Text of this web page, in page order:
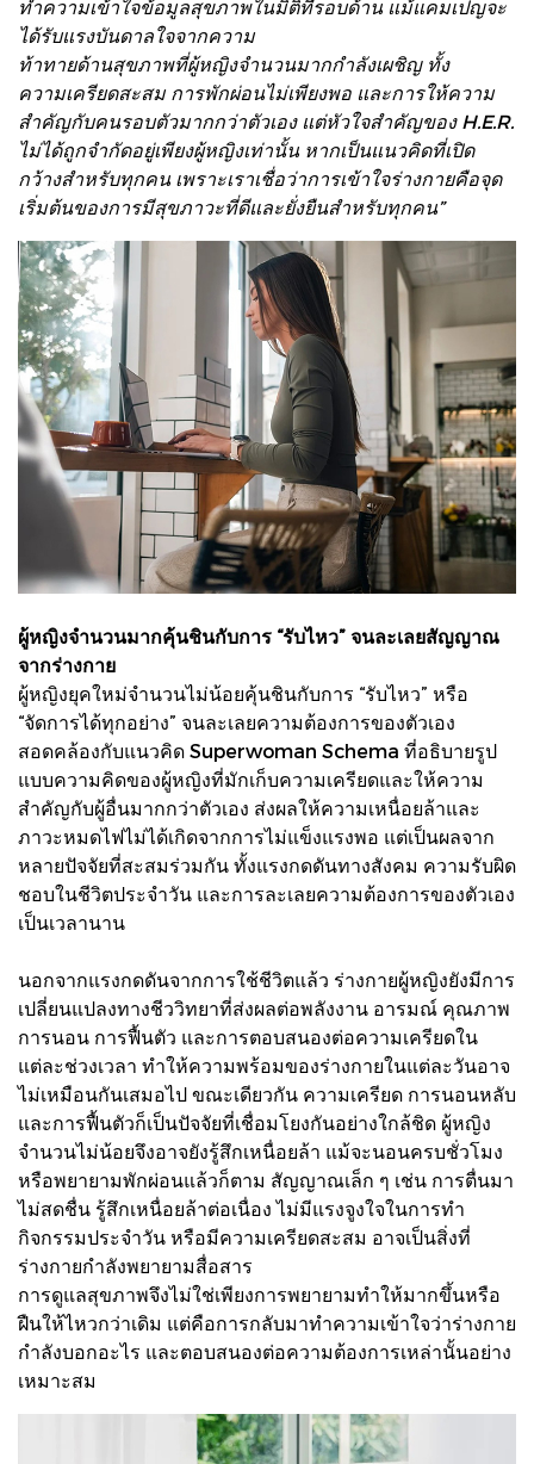
ทำความเข้าใจข้อมูลสุขภาพในมิติที่รอบด้าน แม้แคมเปญจะ
ได้รับแรงบันดาลใจจากความ
ท้าทายด้านสุขภาพที่ผู้หญิงจำนวนมากกำลังเผชิญ ทั้ง
ความเครียดสะสม การพักผ่อนไม่เพียงพอ และการให้ความ
สำคัญกับคนรอบตัวมากกว่าตัวเอง แต่หัวใจสำคัญของ H.E.R.
ไม่ได้ถูกจำกัดอยู่เพียงผู้หญิงเท่านั้น หากเป็นแนวคิดที่เปิด
กว้างสำหรับทุกคน เพราะเราเชื่อว่าการเข้าใจร่างกายคือจุด
เริ่มต้นของการมีสุขภาวะที่ดีและยั่งยืนสำหรับทุกคน”
ผู้หญิงจำนวนมากคุ้นชินกับการ “รับไหว” จนละเลยสัญญาณ
จากร่างกาย
ผู้หญิงยุคใหม่จำนวนไม่น้อยคุ้นชินกับการ “รับไหว” หรือ
“จัดการได้ทุกอย่าง” จนละเลยความต้องการของตัวเอง
สอดคล้องกับแนวคิด Superwoman Schema ที่อธิบายรูป
แบบความคิดของผู้หญิงที่มักเก็บความเครียดและให้ความ
สำคัญกับผู้อื่นมากกว่าตัวเอง ส่งผลให้ความเหนื่อยล้าและ
ภาวะหมดไฟไม่ได้เกิดจากการไม่แข็งแรงพอ แต่เป็นผลจาก
หลายปัจจัยที่สะสมร่วมกัน ทั้งแรงกดดันทางสังคม ความรับผิด
ชอบในชีวิตประจำวัน และการละเลยความต้องการของตัวเอง
เป็นเวลานาน
นอกจากแรงกดดันจากการใช้ชีวิตแล้ว ร่างกายผู้หญิงยังมีการ
เปลี่ยนแปลงทางชีววิทยาที่ส่งผลต่อพลังงาน อารมณ์ คุณภาพ
การนอน การฟื้นตัว และการตอบสนองต่อความเครียดใน
แต่ละช่วงเวลา ทำให้ความพร้อมของร่างกายในแต่ละวันอาจ
ไม่เหมือนกันเสมอไป ขณะเดียวกัน ความเครียด การนอนหลับ
และการฟื้นตัวก็เป็นปัจจัยที่เชื่อมโยงกันอย่างใกล้ชิด ผู้หญิง
จำนวนไม่น้อยจึงอาจยังรู้สึกเหนื่อยล้า แม้จะนอนครบชั่วโมง
หรือพยายามพักผ่อนแล้วก็ตาม สัญญาณเล็ก ๆ เช่น การตื่นมา
ไม่สดชื่น รู้สึกเหนื่อยล้าต่อเนื่อง ไม่มีแรงจูงใจในการทำ
กิจกรรมประจำวัน หรือมีความเครียดสะสม อาจเป็นสิ่งที่
ร่างกายกำลังพยายามสื่อสาร
การดูแลสุขภาพจึงไม่ใช่เพียงการพยายามทำให้มากขึ้นหรือ
ฝืนให้ไหวกว่าเดิม แต่คือการกลับมาทำความเข้าใจว่าร่างกาย
กำลังบอกอะไร และตอบสนองต่อความต้องการเหล่านั้นอย่าง
เหมาะสม